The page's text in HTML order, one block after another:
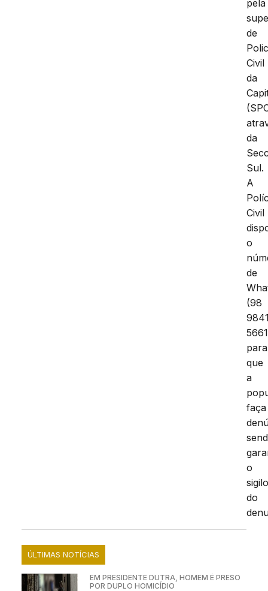
pela
de
Civil
da
da
Sul.
A
Civil
o
de
(98
para
que
a
faça
o
do
ÚLTIMAS NOTÍCIAS
EM PRESIDENTE DUTRA, HOMEM É PRESO
POR DUPLO HOMICÍDIO